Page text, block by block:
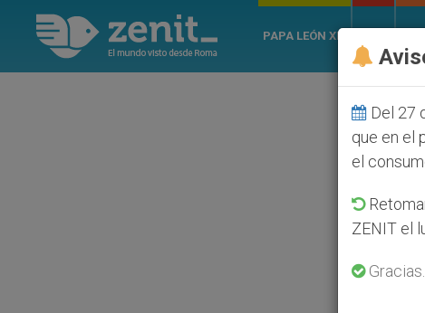
PAPA LEÓN XIV
Del 27
que en el
el
ZENIT el
Gracias.